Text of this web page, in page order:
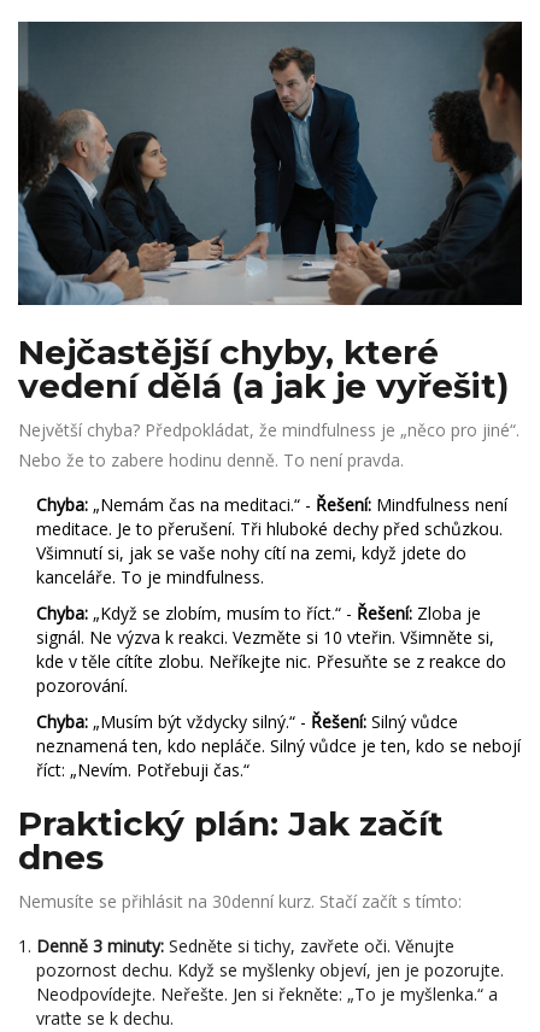
Nejčastější chyby, které
vedení dělá (a jak je vyřešit)
Největší chyba? Předpokládat, že mindfulness je „něco pro jiné“.
Nebo že to zabere hodinu denně. To není pravda.
Chyba: „Nemám čas na meditaci.“ - Řešení: Mindfulness není
meditace. Je to přerušení. Tři hluboké dechy před schůzkou.
Všimnutí si, jak se vaše nohy cítí na zemi, když jdete do
kanceláře. To je mindfulness.
Chyba: „Když se zlobím, musím to říct.“ - Řešení: Zloba je
signál. Ne výzva k reakci. Vezměte si 10 vteřin. Všimněte si,
kde v těle cítíte zlobu. Neříkejte nic. Přesuňte se z reakce do
pozorování.
Chyba: „Musím být vždycky silný.“ - Řešení: Silný vůdce
neznamená ten, kdo nepláče. Silný vůdce je ten, kdo se nebojí
říct: „Nevím. Potřebuji čas.“
Praktický plán: Jak začít
dnes
Nemusíte se přihlásit na 30denní kurz. Stačí začít s tímto:
Denně 3 minuty: Sedněte si tichy, zavřete oči. Věnujte
pozornost dechu. Když se myšlenky objeví, jen je pozorujte.
Neodpovídejte. Neřešte. Jen si řekněte: „To je myšlenka.“ a
vraťte se k dechu.